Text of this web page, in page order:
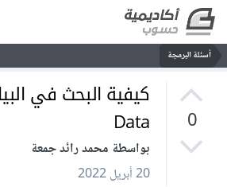
أسئلة البرمجة
0
Data
بواسطة محمد رائد جمعة
20 أبريل 2022